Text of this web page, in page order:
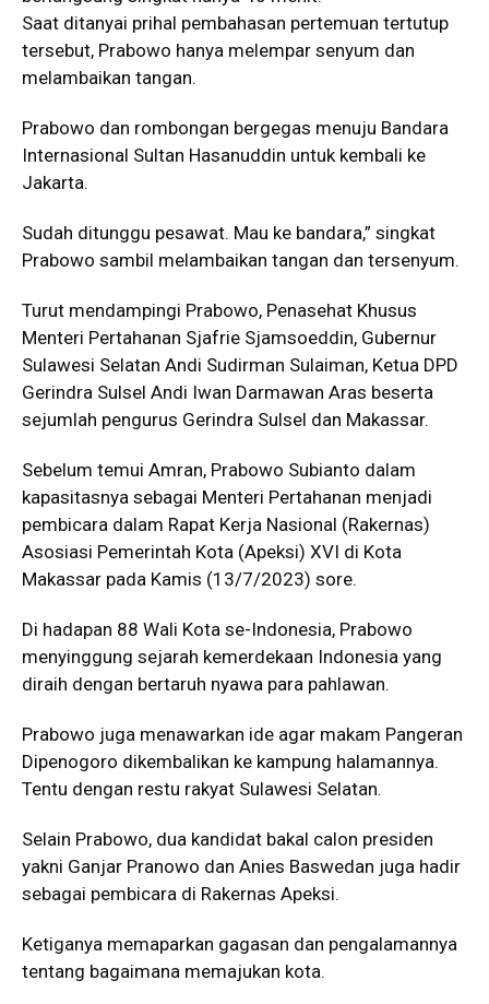
Saat ditanyai prihal pembahasan pertemuan tertutup
tersebut, Prabowo hanya melempar senyum dan
melambaikan tangan.
Prabowo dan rombongan bergegas menuju Bandara
Internasional Sultan Hasanuddin untuk kembali ke
Jakarta.
Sudah ditunggu pesawat. Mau ke bandara,” singkat
Prabowo sambil melambaikan tangan dan tersenyum.
Turut mendampingi Prabowo, Penasehat Khusus
Menteri Pertahanan Sjafrie Sjamsoeddin, Gubernur
Sulawesi Selatan Andi Sudirman Sulaiman, Ketua DPD
Gerindra Sulsel Andi Iwan Darmawan Aras beserta
sejumlah pengurus Gerindra Sulsel dan Makassar.
Sebelum temui Amran, Prabowo Subianto dalam
kapasitasnya sebagai Menteri Pertahanan menjadi
pembicara dalam Rapat Kerja Nasional (Rakernas)
Asosiasi Pemerintah Kota (Apeksi) XVI di Kota
Makassar pada Kamis (13/7/2023) sore.
Di hadapan 88 Wali Kota se-Indonesia, Prabowo
menyinggung sejarah kemerdekaan Indonesia yang
diraih dengan bertaruh nyawa para pahlawan.
Prabowo juga menawarkan ide agar makam Pangeran
Dipenogoro dikembalikan ke kampung halamannya.
Tentu dengan restu rakyat Sulawesi Selatan.
Selain Prabowo, dua kandidat bakal calon presiden
yakni Ganjar Pranowo dan Anies Baswedan juga hadir
sebagai pembicara di Rakernas Apeksi.
Ketiganya memaparkan gagasan dan pengalamannya
tentang bagaimana memajukan kota.